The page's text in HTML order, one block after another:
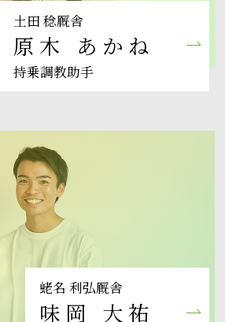
土田 稔厩舎
原木 あかね
持乗調教助手
蛯名 利弘厩舎
味岡 大祐